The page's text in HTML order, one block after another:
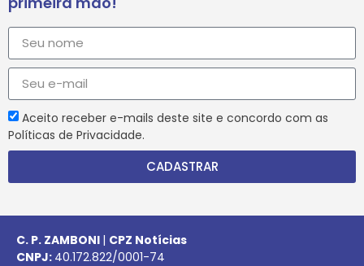
Aceito receber e-mails deste site e concordo com as
Políticas de Privacidade.
CADASTRAR
C. P. ZAMBONI | CPZ Notícias
CNPJ: 40.172.822/0001-74